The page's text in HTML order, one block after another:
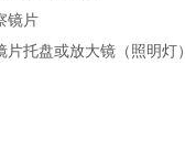
镜片
托盘或放大镜（照明灯）